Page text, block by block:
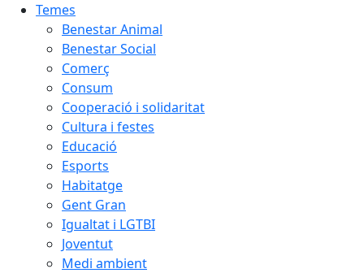
Temes
Benestar Animal
Benestar Social
Comerç
Consum
Cooperació i solidaritat
Cultura i festes
Educació
Esports
Habitatge
Gent Gran
Igualtat i LGTBI
Joventut
Medi ambient